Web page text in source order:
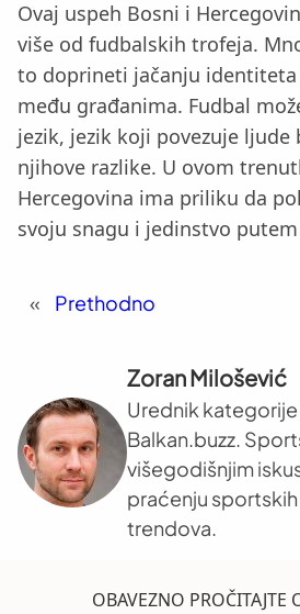
Ovaj uspeh Bosni i
više od fudbalskih trofeja.
to doprineti jačanju
među građanima. Fudbal
jezik, jezik koji povezuje ljude
njihove razlike. U ovom
Hercegovina ima priliku da
svoju snagu i jedinstvo
« Prethodno
Zoran Milošević
Urednik
Balkan.buzz.
višegodišnjim
praćenju
trendova.
OBAVEZNO PROČITAJTE